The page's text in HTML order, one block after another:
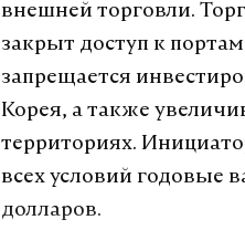
внешней торговли.
закрыт доступ к
запрещается
Корея, а также
территориях.
всех условий годовые
долларов.